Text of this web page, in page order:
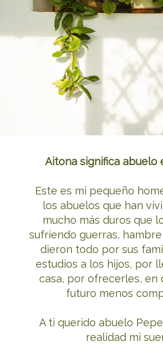
Aitona significa abuelo
Este es mi pequeño
los abuelos que han
mucho más duros que
sufriendo guerras,
dieron todo por sus
estudios a los hijos, por
casa, por ofrecerles, en
futuro menos
A ti querido abuelo
realidad mi